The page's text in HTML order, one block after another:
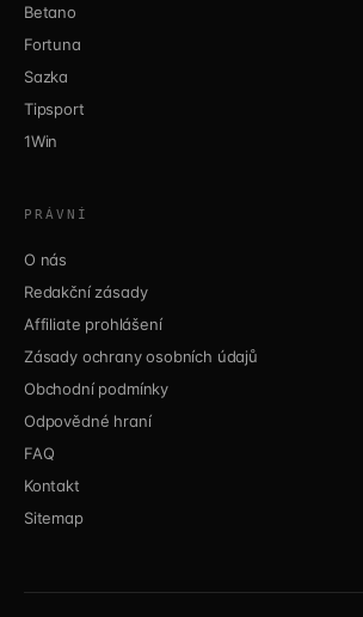
Betano
Fortuna
Sazka
Tipsport
1Win
PRÁVNÍ
O nás
Redakční zásady
Affiliate prohlášení
Zásady ochrany osobních údajů
Obchodní podmínky
Odpovědné hraní
FAQ
Kontakt
Sitemap